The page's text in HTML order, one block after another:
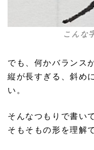
こんな
でも、何かバランス
縦が長すぎる、斜め
い。
そんなつもりで書い
そもそもの形を理解